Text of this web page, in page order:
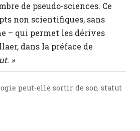
de pseudo-sciences. Ce
non scientifiques, sans
– qui permet les dérives
dans la préface de
»
peut-elle sortir de son statut